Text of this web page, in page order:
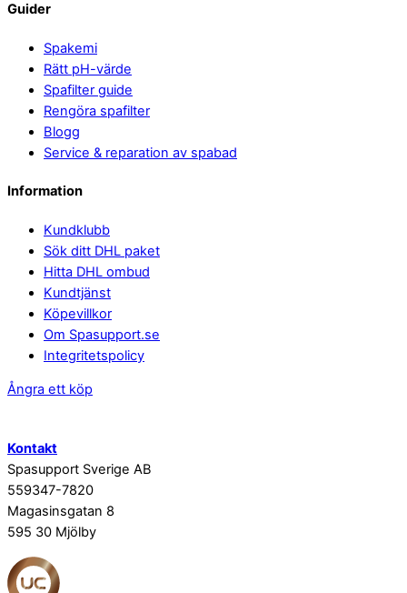
Guider
Spakemi
Rätt pH-värde
Spafilter guide
Rengöra spafilter
Blogg
Service & reparation av spabad
Information
Kundklubb
Sök ditt DHL paket
Hitta DHL ombud
Kundtjänst
Köpevillkor
Om Spasupport.se
Integritetspolicy
Ångra ett köp
Kontakt
Spasupport Sverige AB
559347-7820
Magasinsgatan 8
595 30 Mjölby